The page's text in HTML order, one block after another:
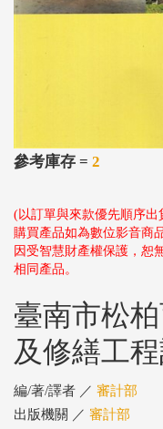
參考庫存 = 2
(以訂單與來款優先順序
購買產品如為數位影音商
因受智慧財產權保護，恕
相同產品。
臺南市松
及修繕工
編/著/譯者 ／ 審計部
出版機關 ／ 審計部